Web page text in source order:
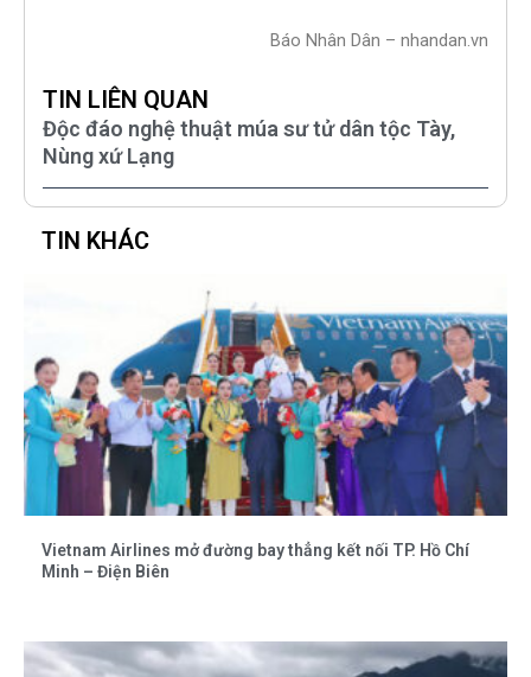
Báo Nhân Dân – nhandan.vn
TIN LIÊN QUAN
Độc đáo nghệ thuật múa sư tử dân tộc Tày,
Nùng xứ Lạng
TIN KHÁC
Vietnam Airlines mở đường bay thẳng kết nối TP. Hồ Chí
Minh – Điện Biên